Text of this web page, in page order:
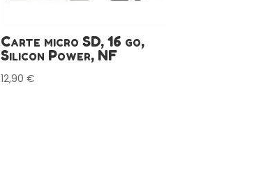
Carte micro SD, 16 go,
Silicon Power, NF
12,90€